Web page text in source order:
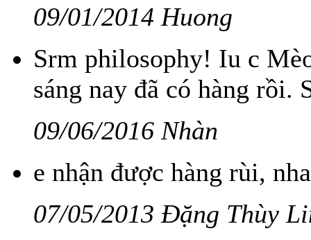
09/01/2014 Huong
Srm philosophy! Iu c
sáng nay đã có hàng rồi.
09/06/2016 Nhàn
e nhận được hàng rùi,
07/05/2013 Đặng Thùy